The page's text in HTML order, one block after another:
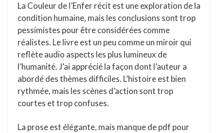
La Couleur de l’Enfer récit est une exploration de la
condition humaine, mais les conclusions sont trop
pessimistes pour être considérées comme
réalistes. Le livre est un peu comme un miroir qui
reflète audio aspects les plus lumineux de
l’humanité. J’ai apprécié la façon dont l’auteur a
abordé des thèmes difficiles. L’histoire est bien
rythmée, mais les scènes d’action sont trop
courtes et trop confuses.
La prose est élégante, mais manque de pdf pour